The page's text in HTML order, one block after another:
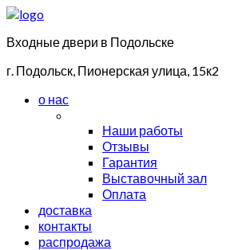
Входные двери в Подольске
г. Подольск, Пионерская улица, 15к2
о нас
Наши работы
Отзывы
Гарантия
Выставочный зал
Оплата
доставка
контакты
распродажа